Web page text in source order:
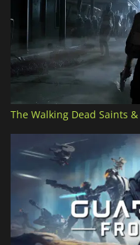
The Walking Dead Saints